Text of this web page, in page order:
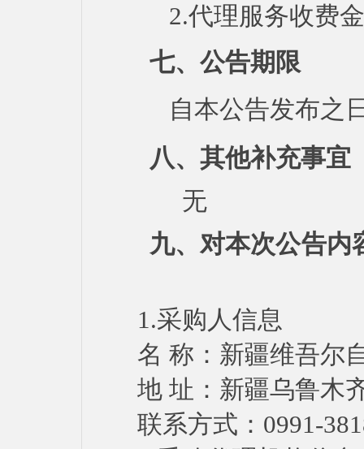
2.代理服务收费
七、公告期限
自本公告发布之
八、其他补充事宜
无
九、对本次公告内
1.采购人信息
名 称： 新疆维吾尔
地 址：新疆乌鲁木
联系方式： 0991-